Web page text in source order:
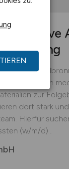
operative
die Batterien
zur
dort stark
Hierfür
(w/m/d)...